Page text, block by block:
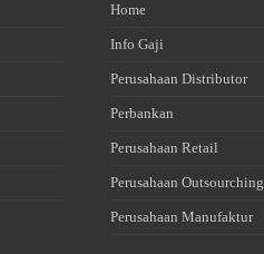
Home
Info Gaji
Perusahaan Distributor
Perbankan
Perusahaan Retail
Perusahaan Outsourching
Perusahaan Manufaktur